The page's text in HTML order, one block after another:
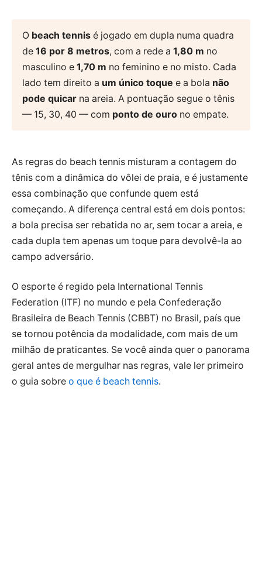
O beach tennisé jogado em dupla numa quadra
de 16 por 8 metros, com a rede a 1,80 m no
masculino e 1,70 m no feminino e no misto. Cada
lado tem direito a um único toque e a bola não
pode quicarna areia. A pontuação segue o tênis
— 15, 30, 40 — com ponto de ourono empate.
As regras do beach tennis misturam a contagem do
tênis com a dinâmica do vôlei de praia, e é justamente
essa combinação que confunde quem está
começando. A diferença central está em dois pontos:
a bola precisa ser rebatida no ar, sem tocar a areia, e
cada dupla tem apenas um toque para devolvê-la ao
campo adversário.
O esporte é regido pela International Tennis
Federation (ITF) no mundo e pela Confederação
Brasileira de Beach Tennis (CBBT) no Brasil, país que
se tornou potência da modalidade, com mais de um
milhão de praticantes. Se você ainda quer o panorama
geral antes de mergulhar nas regras, vale ler primeiro
o guia sobre o que é beach tennis.